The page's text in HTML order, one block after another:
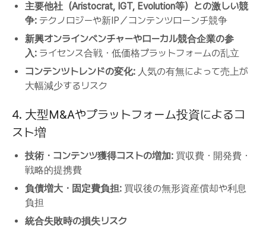
主要他社（Aristocrat, IGT, Evolution等）との激しい競
争: テクノロジーや新IP／コンテンツローンチ競争
新興オンラインベンチャーやローカル競合企業の参
入: ライセンス合戦・低価格プラットフォームの乱立
コンテンツトレンドの変化: 人気の有無によって売上が
大幅減少するリスク
4. 大型M&Aやプラットフォーム投資によるコ
スト増
技術・コンテンツ獲得コストの増加: 買収費・開発費・
戦略的提携費
負債増大・固定費負担: 買収後の無形資産償却や利息
負担
統合失敗時の損失リスク